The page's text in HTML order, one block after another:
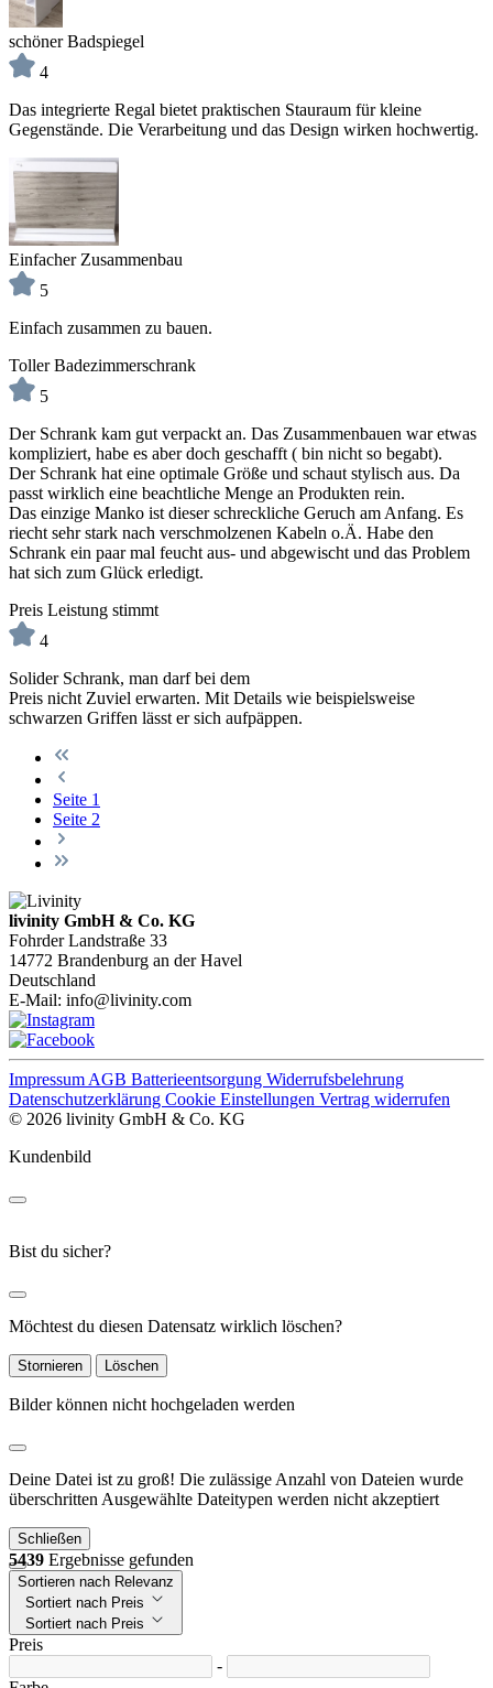
schöner Badspiegel
4
Das integrierte Regal bietet praktischen Stauraum für kleine
Gegenstände. Die Verarbeitung und das Design wirken hochwertig.
Einfacher Zusammenbau
5
Einfach zusammen zu bauen.
Toller Badezimmerschrank
5
Der Schrank kam gut verpackt an. Das Zusammenbauen war etwas
kompliziert, habe es aber doch geschafft ( bin nicht so begabt).
Der Schrank hat eine optimale Größe und schaut stylisch aus. Da
passt wirklich eine beachtliche Menge an Produkten rein.
Das einzige Manko ist dieser schreckliche Geruch am Anfang. Es
riecht sehr stark nach verschmolzenen Kabeln o.Ä. Habe den
Schrank ein paar mal feucht aus- und abgewischt und das Problem
hat sich zum Glück erledigt.
Preis Leistung stimmt
4
Solider Schrank, man darf bei dem
Preis nicht Zuviel erwarten. Mit Details wie beispielsweise
schwarzen Griffen lässt er sich aufpäppen.
Seite 1
Seite 2
livinity GmbH & Co. KG
Fohrder Landstraße 33
14772 Brandenburg an der Havel
Deutschland
E-Mail: info@livinity.com
Impressum AGB Batterieentsorgung Widerrufsbelehrung
Datenschutzerklärung Cookie Einstellungen Vertrag widerrufen
© 2026 livinity GmbH & Co. KG
Kundenbild
Bist du sicher?
Möchtest du diesen Datensatz wirklich löschen?
Stornieren Löschen
Bilder können nicht hochgeladen werden
Deine Datei ist zu groß! Die zulässige Anzahl von Dateien wurde
überschritten Ausgewählte Dateitypen werden nicht akzeptiert
Schließen
5439 Ergebnisse gefunden
Sortieren nach Relevanz
Sortiert nach Preis
Sortiert nach Preis
Preis
-